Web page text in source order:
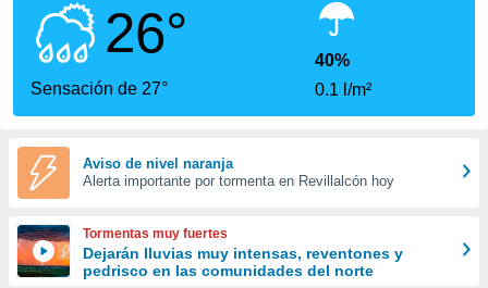
se
calidad.
a este
las
y
forma
digital
basada
26°
Sensación de 27°
40%
0.1 l/m²
Aviso de nivel naranja
Alerta importante por tormenta en Revillalcón hoy
Tormentas muy fuertes
Dejarán lluvias muy intensas, reventones y
pedrisco en las comunidades del norte